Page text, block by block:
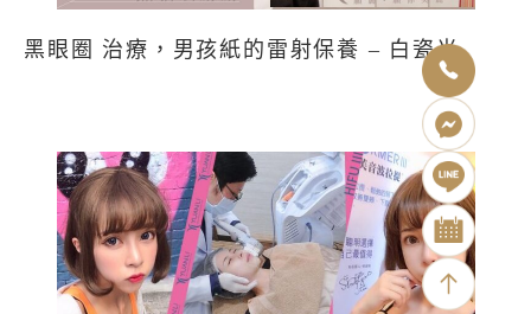
黑眼圈 治療，男孩紙的雷射保養 – 白瓷光